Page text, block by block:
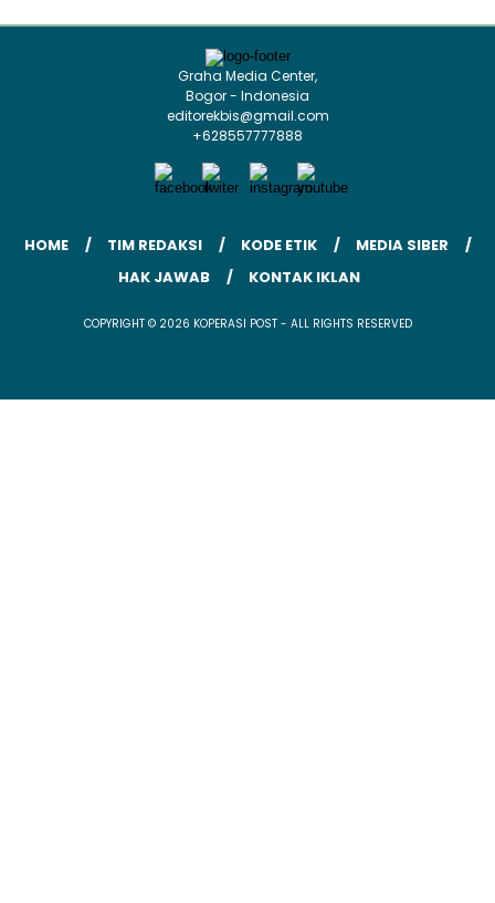
Graha Media Center,
Bogor - Indonesia
editorekbis@gmail.com
+628557777888
HOME TIM REDAKSI KODE ETIK
MEDIA SIBER
HAK JAWAB
KONTAK IKLAN
COPYRIGHT © 2026 KOPERASI POST - ALL RIGHTS RESERVED